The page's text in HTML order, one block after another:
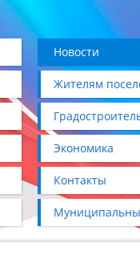
Новости
Жителям
Экономика
Контакты